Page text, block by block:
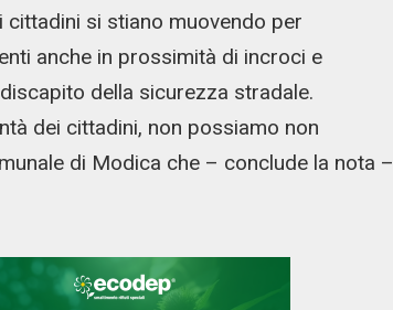
si stiano muovendo per
anche in prossimità di incroci e
della sicurezza stradale.
dei cittadini, non possiamo non
di Modica che – conclude la nota –